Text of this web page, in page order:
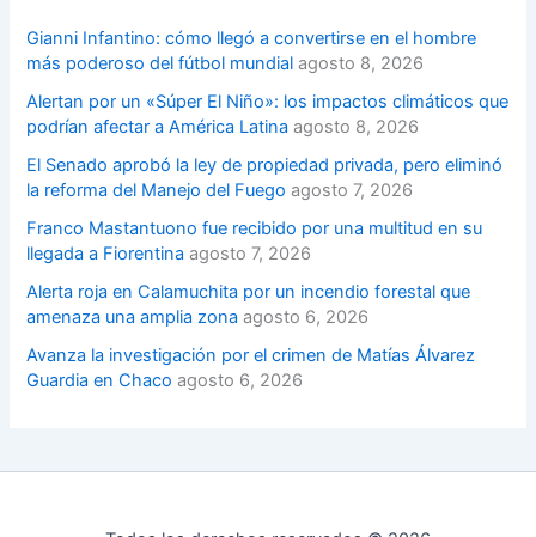
Gianni Infantino: cómo llegó a convertirse en el hombre
más poderoso del fútbol mundial agosto 8, 2026
Alertan por un «Súper El Niño»: los impactos climáticos que
podrían afectar a América Latina agosto 8, 2026
El Senado aprobó la ley de propiedad privada, pero eliminó
la reforma del Manejo del Fuego agosto 7, 2026
Franco Mastantuono fue recibido por una multitud en su
llegada a Fiorentina agosto 7, 2026
Alerta roja en Calamuchita por un incendio forestal que
amenaza una amplia zona agosto 6, 2026
Avanza la investigación por el crimen de Matías Álvarez
Guardia en Chaco agosto 6, 2026